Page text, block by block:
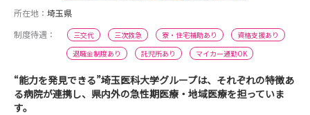
所在地： 埼玉県
制度待遇：
三交代 三次救急 寮・住宅補助あり
資格支援あり
退職金制度あり
託児所あり マイカー通勤OK
“能力を発見できる”埼玉医科大学グループは、それぞれの特徴あ
る病院が連携し、県内外の急性期医療・地域医療を担っていま
す。